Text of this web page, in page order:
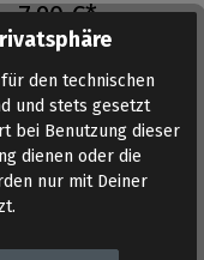
7,90 €*
Inhalt: 10 ml
Auf Lager
den technischen
und stets gesetzt
bei Benutzung dieser
dienen oder die
nur mit Deiner